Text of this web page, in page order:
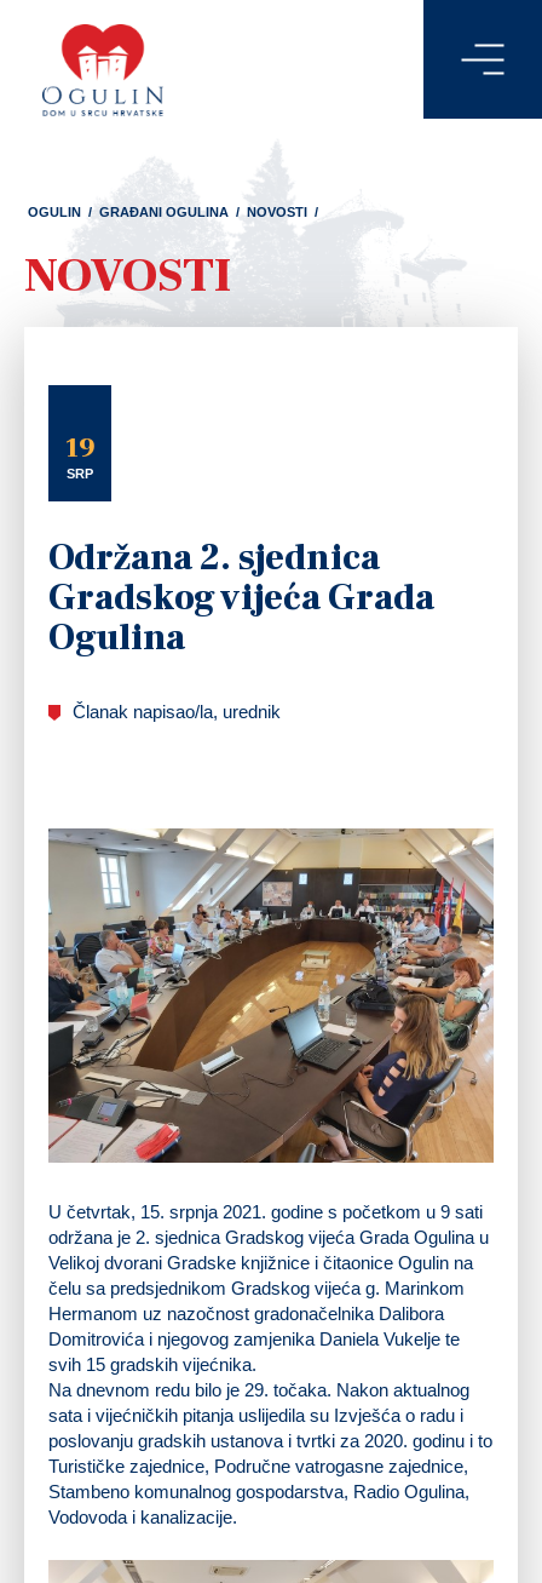
OGULIN / GRAĐANI OGULINA / NOVOSTI /
NOVOSTI
19
SRP
Održana 2. sjednica
Gradskog vijeća Grada
Ogulina
Članak napisao/la, urednik
U četvrtak, 15. srpnja 2021. godine s početkom u 9 sati
održana je 2. sjednica Gradskog vijeća Grada Ogulina u
Velikoj dvorani Gradske knjižnice i čitaonice Ogulin na
čelu sa predsjednikom Gradskog vijeća g. Marinkom
Hermanom uz nazočnost gradonačelnika Dalibora
Domitrovića i njegovog zamjenika Daniela Vukelje te
svih 15 gradskih vijećnika.
Na dnevnom redu bilo je 29. točaka. Nakon aktualnog
sata i vijećničkih pitanja uslijedila su Izvješća o radu i
poslovanju gradskih ustanova i tvrtki za 2020. godinu i to
Turističke zajednice, Područne vatrogasne zajednice,
Stambeno komunalnog gospodarstva, Radio Ogulina,
Vodovoda i kanalizacije.